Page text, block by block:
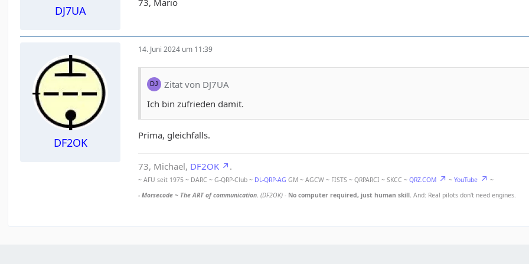
DJ7UA
73, Mario
DF2OK
14. Juni 2024 um 11:39
Zitat von DJ7UA
Ich bin zufrieden damit.
Prima, gleichfalls.
73, Michael, DF2OK .
~ AFU seit 1975 ~ DARC ~ G-QRP-Club ~ DL-QRP-AG GM ~ AGCW ~ FISTS ~ QRPARCI ~ SKCC ~QRZ.COM ~YouTube
~
- Morsecode ~ The ART of communication.(DF2OK) - No computer required, just human skill. And: Real pilots don't need engines.